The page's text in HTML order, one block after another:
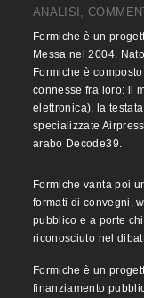
ANALISI,
Formiche è un
Messa nel 2004.
Formiche è
connesse fra loro: il
elettronica), la
specializzate
arabo Decode39.
Formiche vanta poi
formati di convegni,
pubblico e a porte
riconosciuto nel
Formiche è un
finanziamento